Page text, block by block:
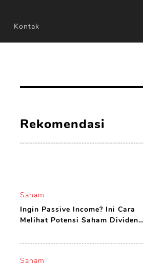
Kontak
Rekomendasi
Saham
Ingin Passive Income? Ini Cara
Melihat Potensi Saham Dividen
Saham